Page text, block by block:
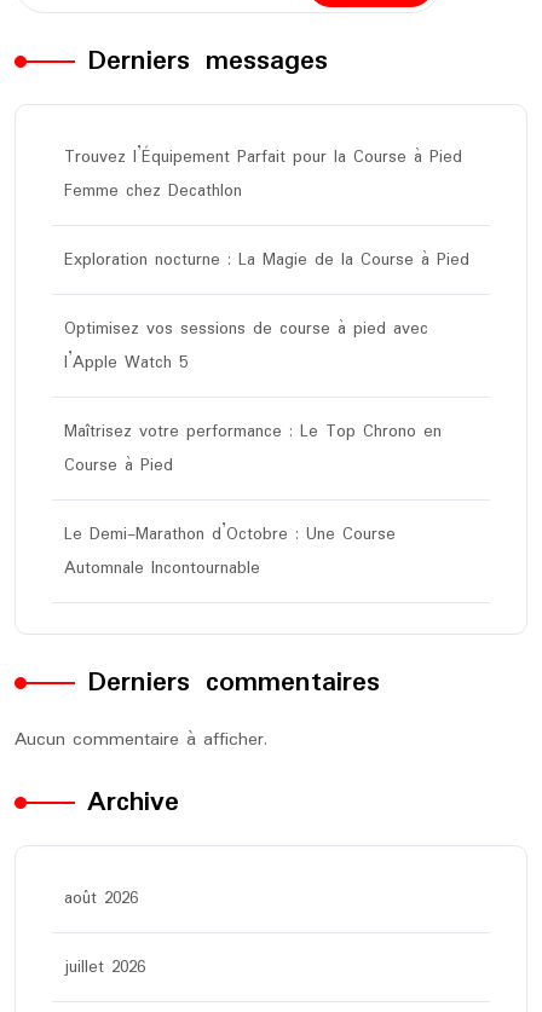
Derniers messages
Trouvez l’Équipement Parfait pour la Course à Pied
Femme chez Decathlon
Exploration nocturne : La Magie de la Course à Pied
Optimisez vos sessions de course à pied avec
l’Apple Watch 5
Maîtrisez votre performance : Le Top Chrono en
Course à Pied
Le Demi-Marathon d’Octobre : Une Course
Automnale Incontournable
Derniers commentaires
Aucun commentaire à afficher.
Archive
août 2026
juillet 2026